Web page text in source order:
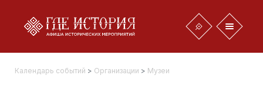
Календарь событий > Организации > Музеи